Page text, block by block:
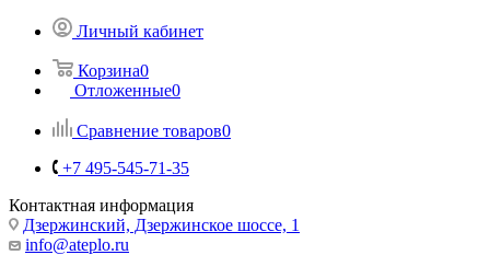
Личный кабинет
Корзина0
Отложенные0
Сравнение товаров0
+7 495-545-71-35
Контактная информация
Дзержинский, Дзержинское шоссе, 1
info@ateplo.ru